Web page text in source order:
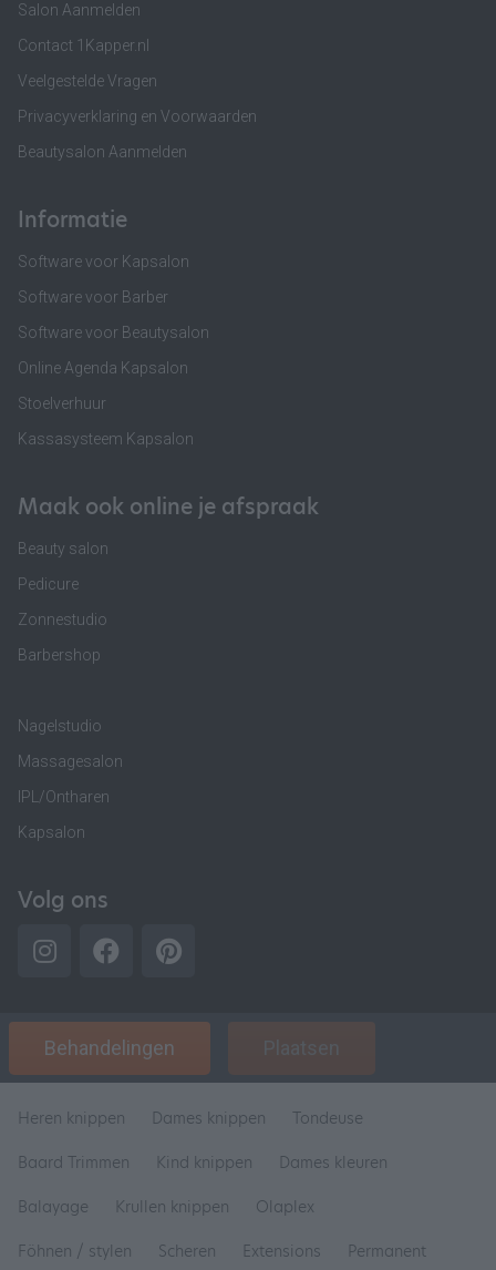
Salon Aanmelden
Contact 1Kapper.nl
Veelgestelde Vragen
Privacyverklaring en Voorwaarden
Beautysalon Aanmelden
Informatie
Software voor Kapsalon
Software voor Barber
Software voor Beautysalon
Online Agenda Kapsalon
Stoelverhuur
Kassasysteem Kapsalon
Maak ook online je afspraak
Beauty salon
Pedicure
Zonnestudio
Barbershop
Nagelstudio
Massagesalon
IPL/Ontharen
Kapsalon
Volg ons
Behandelingen Plaatsen
Heren knippen Dames knippen
Tondeuse
Baard Trimmen
Kind knippen
Dames kleuren
Balayage
Krullen knippen
Olaplex
Föhnen / stylen
Scheren Extensions Permanent